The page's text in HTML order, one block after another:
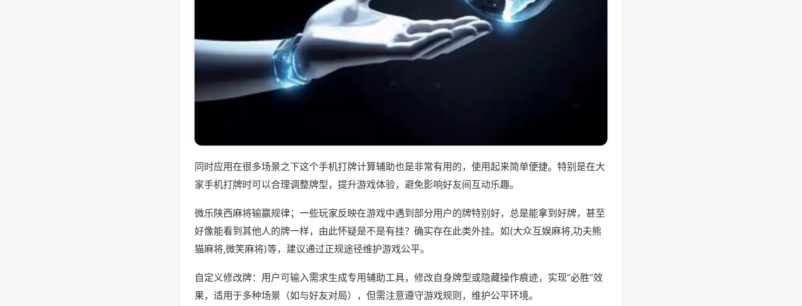
同时应用在很多场景之下这个手机打牌计算辅助也是非常有用的，使用起来简单便捷。特别是在大
家手机打牌时可以合理调整牌型，提升游戏体验，避免影响好友间互动乐趣。
微乐陕西麻将输赢规律；一些玩家反映在游戏中遇到部分用户的牌特别好，总是能拿到好牌，甚至
好像能看到其他人的牌一样，由此怀疑是不是有挂？确实存在此类外挂。如(大众互娱麻将,功夫熊
猫麻将,微笑麻将)等，建议通过正规途径维护游戏公平。
自定义修改牌：用户可输入需求生成专用辅助工具，修改自身牌型或隐藏操作痕迹，实现“必胜”效
果，适用于多种场景（如与好友对局），但需注意遵守游戏规则，维护公平环境。